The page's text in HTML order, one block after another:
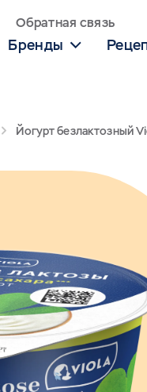
Обратная связь
Бренды
Йогурт безлактозный